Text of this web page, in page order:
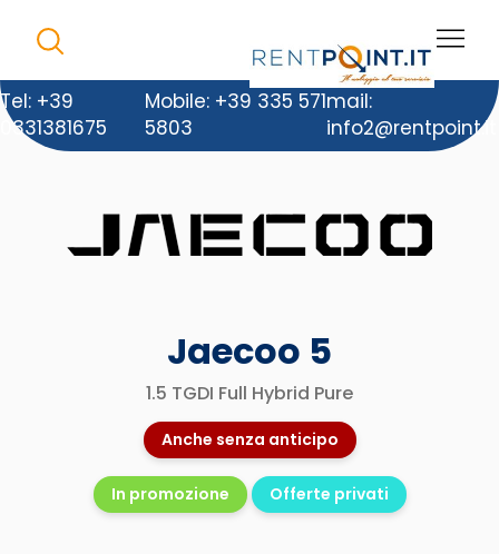
Tel: +39
0331381675
Mobile: +39 335 571
5803
mail:
info2@rentpoint.it
Jaecoo 5
1.5 TGDI Full Hybrid Pure
Anche senza anticipo
In promozione Offerte privati